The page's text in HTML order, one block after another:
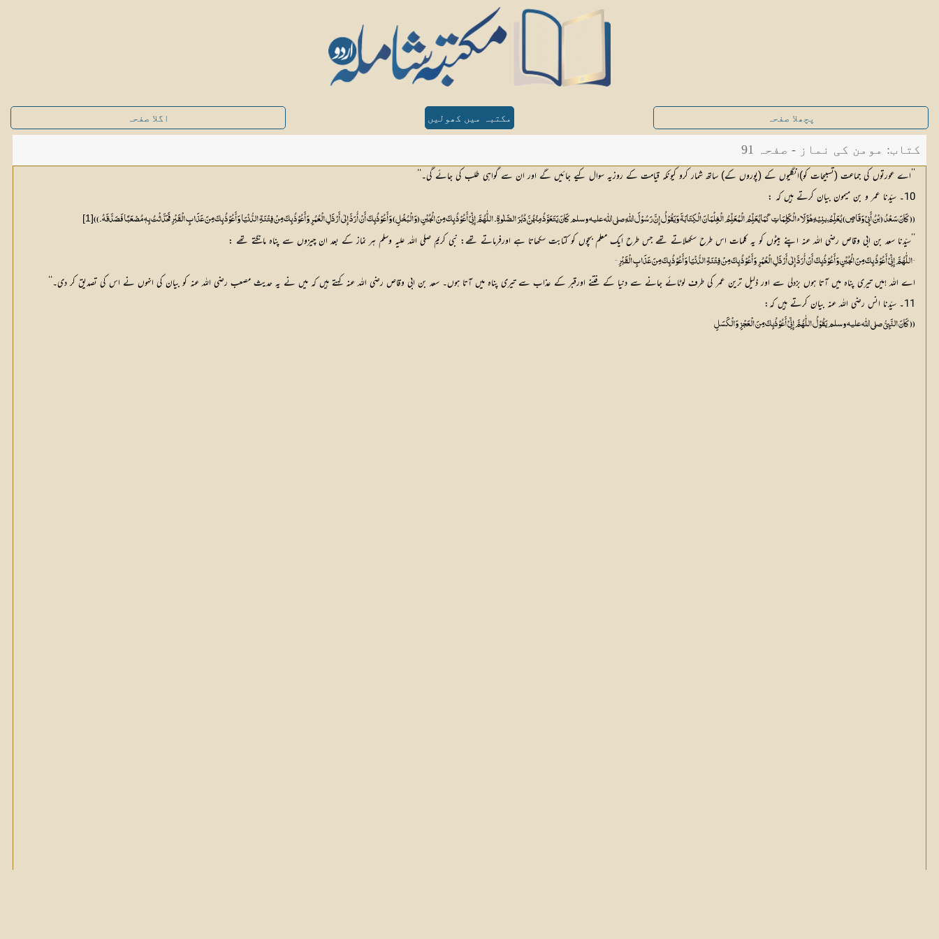
پچھلا صفحہ مکتبہ میں کھولیں اگلا صفحہ
کتاب: مومن کی نماز - صفحہ 91
’’اے عورتوں کی جماعت (تسبیحات کو)انگلیوں کے (پوروں کے) ساتھ شمار کرو کیونکہ قیامت کے روزیہ سوال کیے جائیں گے اور ان سے گواہی طلب کی جائے گی۔‘‘
10۔ سیّدنا عمر و بن میمون بیان کرتے ہیں کہ :
(( کَانَ سَعْدُ (بْنُ أَبِیْ وَقَاصٍ) یُعَلِّمُ َبنِیْہِ ھُؤَلَائِ الْکَلِمَاتِ کَمَایُعَلِّمُ الْمُعَلِّمُ الْغِلْمَانَ الْکِتَابَۃَ وَیَقُوْلُ إِنَّ رَسُوْلَ اللّٰہِ صلي اللّٰه عليه وسلم کَانَ یَتَعَوَّذُ مِنْہُنَّ دُبُرَ الصَّلٰوۃِ۔ اللّٰہُمَّ إِنِّیْ أَعُوْذُ بِکَ مِنَ الْجُبْنِ (وَالْبُخْلِ) وَأَعُوْذُبِکَ أَنْ أُرَدَّ إِلٰی أَرْذَلِ الْعُمُرِ وَأَعُوْذُ بِکَ مِنْ فِتْنَۃِ الدُّنْیَا وَأَعُوْذُ بِکَ مِنَ عَذَابِ الْقَبْرِ فَحَدَّثْتُ بِہٖ مُصْعَبًا فَصَدَّقَہُ۔))[1]
’’سیّدنا سعد بن ابی وقاص رضی اللہ عنہ اپنے بیٹوں کو یہ کلمات اس طرح سکھلاتے تھے جس طرح ایک معلم بچوں کو کتابت سکھاتا ہے اورفرماتے تھے: نبی کریم صلی اللہ علیہ وسلم ہر نماز کے بعد ان چیزوں سے پناہ مانگتے تھے :
’’اللّٰہُمَّ إِنِّیْ أَعُوْذُ بِکَ مِنَ الْجُبْنِ وَأَعُوْذُبِکَ أَنْ أُرَدَّ إِلٰی أَرْذَلِ الْعُمُرِ وَأَعُوْذُ بِکَ مِنْ فِتْنَۃِ الدُّنْیَا وَأَعُوْذُ بِکَ مِنَ عَذَابِ الْقَبْرِ ‘‘
اے اللہ !میں تیری پناہ میں آتا ہوں بزدلی سے اور ذلیل ترین عمر کی طرف لوٹائے جانے سے دنیا کے فتنے اورقبر کے عذاب سے تیری پناہ میں آتا ہوں۔ سعد بن ابی وقاص رضی اللہ عنہ کہتے ہیں کہ میں نے یہ حدیث مصعب رضی اللہ عنہ کو بیان کی انہوں نے اس کی تصدیق کر دی۔‘‘
11۔ سیّدنا انس رضی اللہ عنہ بیان کرتے ہیں کہ:
(( کَانَ النَّبِیُّ صلي اللّٰه عليه وسلم یَقُوْلُ اللّٰہُمَّ إِنِّیْ أَعُوْذُبِکَ مِنَ الْعَجْزِ وَالْکَسَلِ